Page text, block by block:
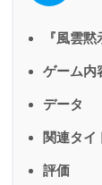
『風雲
ゲーム内
データ
関連タイ
評価